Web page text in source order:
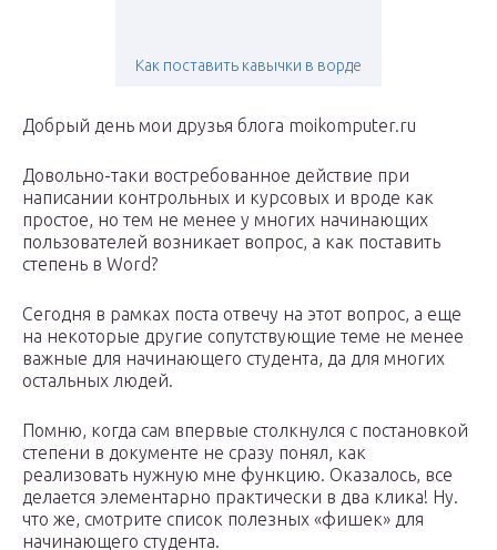
Как поставить кавычки в ворде
Добрый день мои друзья блога moikomputer.ru
Довольно-таки востребованное действие при
написании контрольных и курсовых и вроде как
простое, но тем не менее у многих начинающих
пользователей возникает вопрос, а как поставить
степень в Word?
Сегодня в рамках поста отвечу на этот вопрос, а еще
на некоторые другие сопутствующие теме не менее
важные для начинающего студента, да для многих
остальных людей.
Помню, когда сам впервые столкнулся с постановкой
степени в документе не сразу понял, как
реализовать нужную мне функцию. Оказалось, все
делается элементарно практически в два клика! Ну.
что же, смотрите список полезных «фишек» для
начинающего студента.